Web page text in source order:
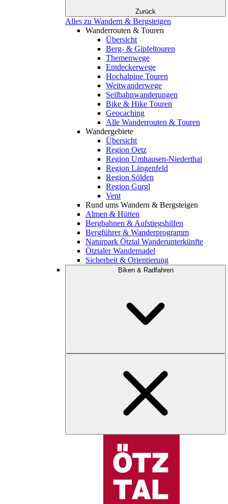
Zurück
Alles zu Wandern & Bergsteigen
Wanderrouten & Touren
Übersicht
Berg- & Gipfeltouren
Themenwege
Entdeckerwege
Hochalpine Touren
Weitwanderwege
Seilbahnwanderungen
Bike & Hike Touren
Geocaching
Alle Wanderrouten & Touren
Wandergebiete
Übersicht
Region Oetz
Region Umhausen-Niederthai
Region Längenfeld
Region Sölden
Region Gurgl
Vent
Rund ums Wandern & Bergsteigen
Almen & Hütten
Bergbahnen & Aufstiegshilfen
Bergführer & Wanderprogramm
Naturpark Ötztal Wanderunterkünfte
Ötztaler Wandernadel
Sicherheit & Orientierung
Biken & Radfahren